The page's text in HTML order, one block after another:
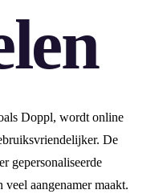
Doppl, wordt online
De
gepersonaliseerde
aangenamer maakt.